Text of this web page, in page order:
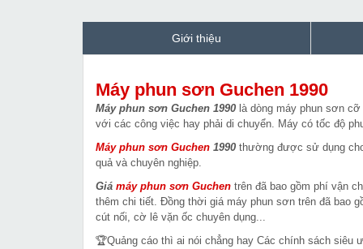
Giới thiệu
Máy phun sơn Guchen 1990
Máy phun sơn Guchen 1990 là dòng máy phun sơn
với các công việc hay phải di chuyển. Máy có tốc độ
Máy phun sơn Guchen 1990 thường được sử dụng
quả và chuyên nghiệp.
Giá máy phun sơn Guchen trên đã bao gồm phí vận
thêm chi tiết. Đồng thời giá máy phun sơn trên đã bao
cút nối, cờ lê vặn ốc chuyên dụng...
🏆Quảng cáo thì ai nói chẳng hay Các chính sách siêu